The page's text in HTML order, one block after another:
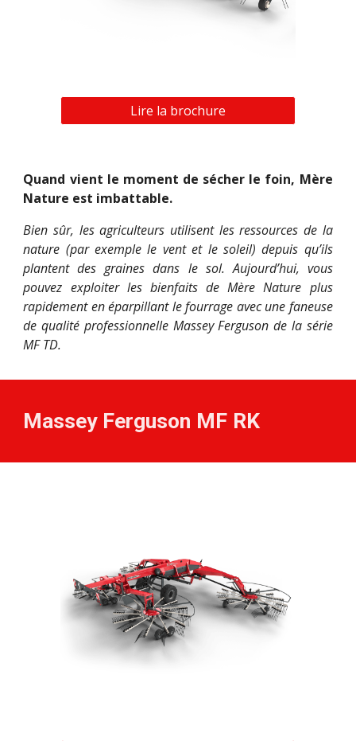
Lire la brochure
Quand vient le moment de sécher le foin, Mère
Nature est imbattable.
Bien sûr, les agriculteurs utilisent les ressources de la
nature (par exemple le vent et le soleil) depuis qu’ils
plantent des graines dans le sol. Aujourd’hui, vous
pouvez exploiter les bienfaits de Mère Nature plus
rapidement en éparpillant le fourrage avec une faneuse
de qualité professionnelle Massey Ferguson de la série
MF TD.
Massey Ferguson MF RK